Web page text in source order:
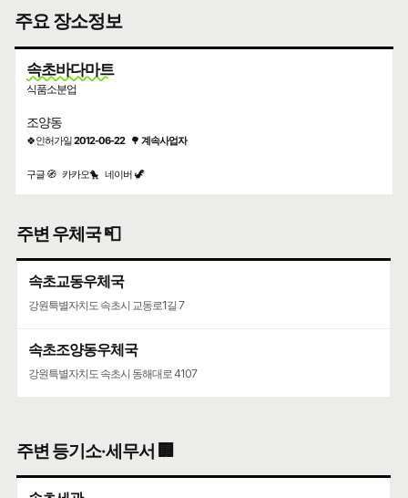
주요 장소정보
속초바다마트
식품소분업
조양동
🍀인허가일2012-06-22 🌳 계속사업자
구글 🧭 카카오🐤 네이버 🦖
주변 우체국 📮
속초교동우체국
강원특별자치도 속초시 교동로1길 7
속초조양동우체국
강원특별자치도 속초시 동해대로 4107
주변 등기소·세무서 🏢